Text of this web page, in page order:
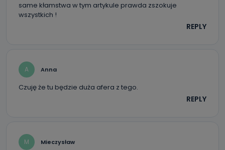
same kłamstwa w tym artykule prawda zszokuje
wszystkich !
REPLY
A Anna
Czuję że tu będzie duża afera z tego.
REPLY
M Mieczysław